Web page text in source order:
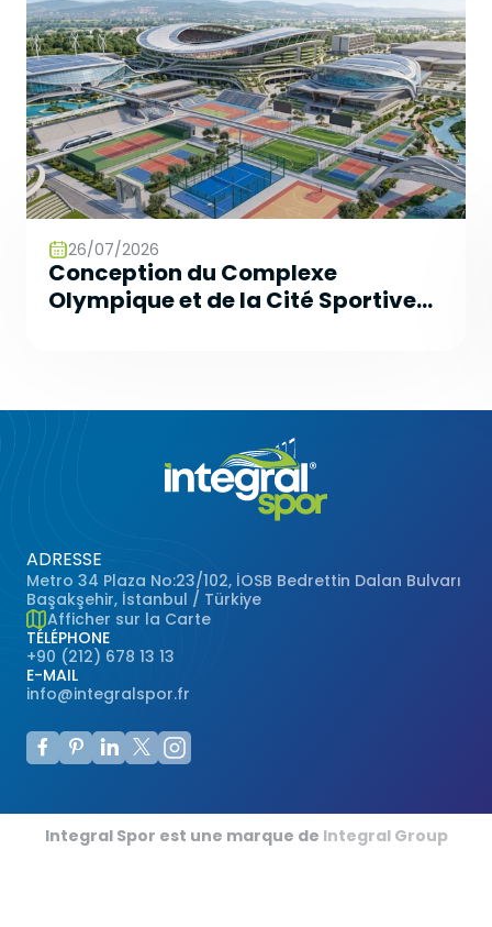
26/07/2026
Conception du Complexe
Olympique et de la Cité Sportive
ADRESSE
Metro 34 Plaza No:23/102, İOSB Bedrettin Dalan Bulvarı
Başakşehir, İstanbul / Türkiye
Afficher sur la Carte
TÉLÉPHONE
+90 (212) 678 13 13
E-MAIL
info@integralspor.fr
Integral Spor est une marque de Integral Group